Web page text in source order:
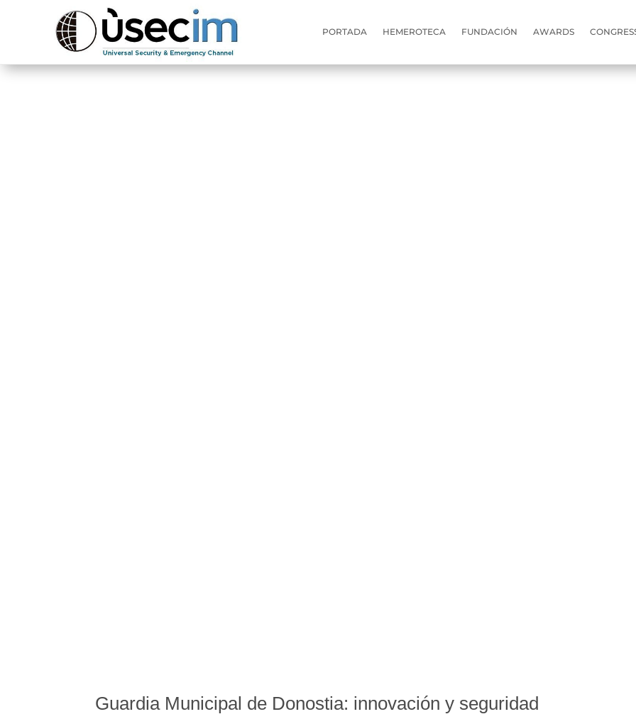
PORTADA HEMEROTECA FUNDACIÓN AWARDS
Guardia Municipal de Donostia: innovación y seguridad